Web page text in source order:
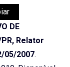
DE
PR, Relator
05/2007.